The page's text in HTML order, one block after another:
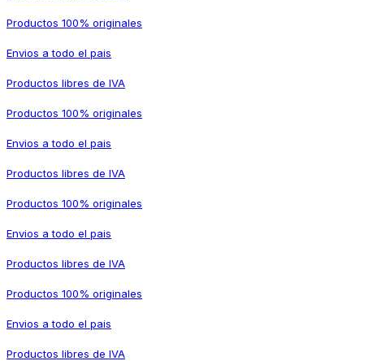
Productos 100% originales
Envios a todo el pais
Productos libres de IVA
Productos 100% originales
Envios a todo el pais
Productos libres de IVA
Productos 100% originales
Envios a todo el pais
Productos libres de IVA
Productos 100% originales
Envios a todo el pais
Productos libres de IVA